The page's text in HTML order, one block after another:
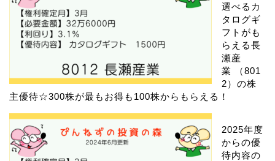
選べるカ
タログギ
フトがも
らえる長
瀬産
業 （801
2）の株
主優待☆300株が最もお得も100株からもらえる！
2025年度
からの優
待内容の